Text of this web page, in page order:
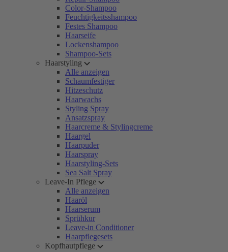
Color-Shampoo
Feuchtigkeitsshampoo
Festes Shampoo
Haarseife
Lockenshampoo
Shampoo-Sets
Haarstyling
Alle anzeigen
Schaumfestiger
Hitzeschutz
Haarwachs
Styling Spray
Ansatzspray
Haarcreme & Stylingcreme
Haargel
Haarpuder
Haarspray
Haarstyling-Sets
Sea Salt Spray
Leave-In Pflege
Alle anzeigen
Haaröl
Haarserum
Sprühkur
Leave-in Conditioner
Haarpflegesets
Kopfhautpflege